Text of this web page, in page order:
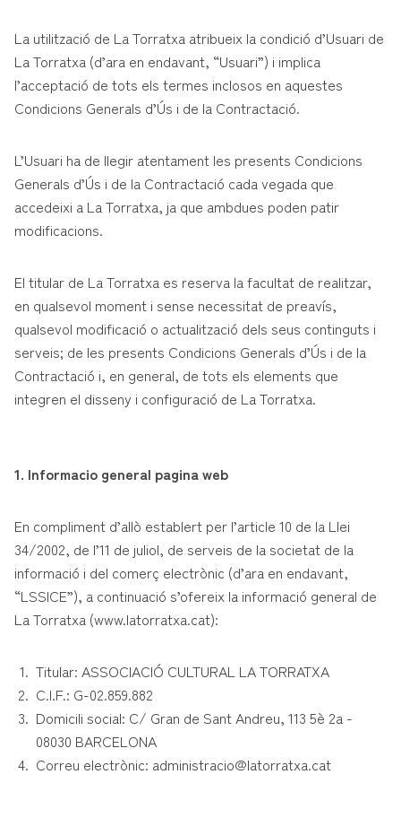
La utilització de La Torratxa atribueix la condició d’Usuari de
La Torratxa (d’ara en endavant, “Usuari”) i implica
l’acceptació de tots els termes inclosos en aquestes
Condicions Generals d’Ús i de la Contractació.
L’Usuari ha de llegir atentament les presents Condicions
Generals d’Ús i de la Contractació cada vegada que
accedeixi a La Torratxa, ja que ambdues poden patir
modificacions.
El titular de La Torratxa es reserva la facultat de realitzar,
en qualsevol moment i sense necessitat de preavís,
qualsevol modificació o actualització dels seus continguts i
serveis; de les presents Condicions Generals d’Ús i de la
Contractació i, en general, de tots els elements que
integren el disseny i configuració de La Torratxa.
1. Informacio general pagina web
En compliment d’allò establert per l’article 10 de la Llei
34/2002, de l’11 de juliol, de serveis de la societat de la
informació i del comerç electrònic (d’ara en endavant,
“LSSICE”), a continuació s’ofereix la informació general de
La Torratxa (www.latorratxa.cat):
Titular: ASSOCIACIÓ CULTURAL LA TORRATXA
C.I.F.: G-02.859.882
Domicili social: C/ Gran de Sant Andreu, 113 5è 2a -
08030 BARCELONA
Correu electrònic: administracio@latorratxa.cat